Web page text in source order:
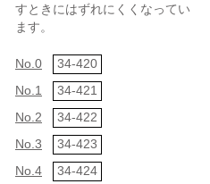
すときにはずれにくくなってい
ます。
No.0
34-420
No.1
34-421
No.2
34-422
No.3
34-423
No.4
34-424